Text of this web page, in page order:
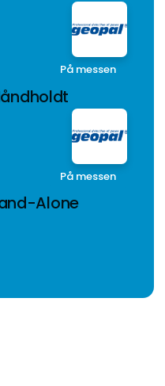
På messen
På messen
Alone